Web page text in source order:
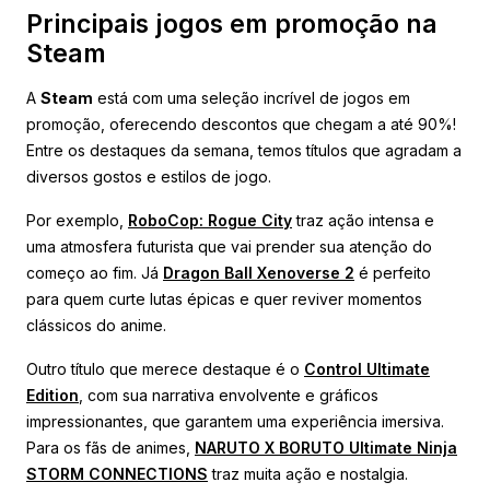
Principais jogos em promoção na
Steam
A Steam está com uma seleção incrível de jogos em
promoção, oferecendo descontos que chegam a até 90%!
Entre os destaques da semana, temos títulos que agradam a
diversos gostos e estilos de jogo.
Por exemplo, RoboCop: Rogue Citytraz ação intensa e
uma atmosfera futurista que vai prender sua atenção do
começo ao fim. Já Dragon Ball Xenoverse 2 é perfeito
para quem curte lutas épicas e quer reviver momentos
clássicos do anime.
Outro título que merece destaque é o Control Ultimate
Edition , com sua narrativa envolvente e gráficos
impressionantes, que garantem uma experiência imersiva.
Para os fãs de animes, NARUTO X BORUTO Ultimate Ninja
STORM CONNECTIONS traz muita ação e nostalgia.